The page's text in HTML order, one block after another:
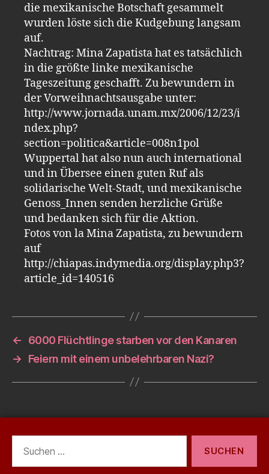
die mexikanische Botschaft gesammelt
wurden löste sich die Kudgebung langsam
auf.
Nachtrag: Mina Zapatista hat es tatsächlich
in die größte linke mexikanische
Tageszeitung geschafft. Zu bewundern in
der Vorweihnachtsausgabe unter:
http://www.jornada.unam.mx/2006/12/23/i
ndex.php?
section=politica&article=008n1pol
Wuppertal hat also nun auch international
und in Übersee einen guten Ruf als
solidarische Welt-Stadt, und mexikanische
Genoss_Innen senden herzliche Grüße
und bedanken sich für die Aktion.
Fotos von la Mina Zapatista, zu bewundern
auf
http://chiapas.indymedia.org/display.php3?
article_id=140516
←
6000 Flüchtlinge starben vor den Kanaren
→
Feiern mit einem unbelehrbaren Nazi?
nach: